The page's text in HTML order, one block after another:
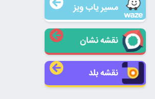
مسیر یاب ویز
نقشه نشان
نقشه بلد